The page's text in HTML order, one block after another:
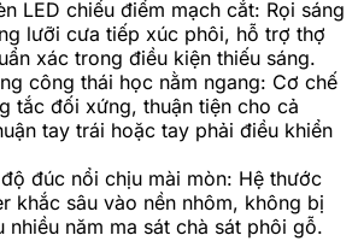
LED chiếu điểm mạch cắt: Rọi sáng
lưỡi cưa tiếp xúc phôi, hỗ trợ thợ
xác trong điều kiện thiếu sáng.
công thái học nằm ngang: Cơ chế
tắc đối xứng, thuận tiện cho cả
tay trái hoặc tay phải điều khiển
đúc nổi chịu mài mòn: Hệ thước
khắc sâu vào nền nhôm, không bị
nhiều năm ma sát chà sát phôi gỗ.